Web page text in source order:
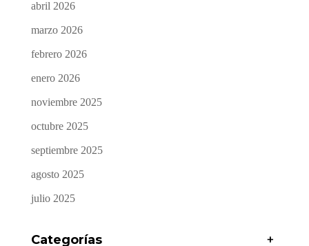
abril 2026
marzo 2026
febrero 2026
enero 2026
noviembre 2025
octubre 2025
septiembre 2025
agosto 2025
julio 2025
Categorías +